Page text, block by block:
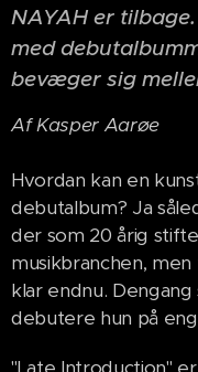
NAYAH er
med
bevæger sig
Af Kasper Aarøe
Hvordan kan en
debutalbum? Ja
der som 20 årig
musikbranchen,
klar endnu.
debutere hun på